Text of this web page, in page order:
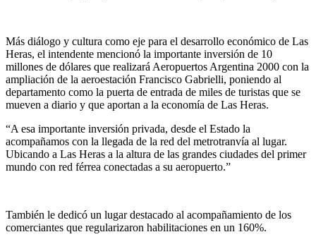
Más diálogo y cultura como eje para el desarrollo económico de Las
Heras, el intendente mencionó la importante inversión de 10
millones de dólares que realizará Aeropuertos Argentina 2000 con la
ampliación de la aeroestación Francisco Gabrielli, poniendo al
departamento como la puerta de entrada de miles de turistas que se
mueven a diario y que aportan a la economía de Las Heras.
“A esa importante inversión privada, desde el Estado la
acompañamos con la llegada de la red del metrotranvía al lugar.
Ubicando a Las Heras a la altura de las grandes ciudades del primer
mundo con red férrea conectadas a su aeropuerto.”
También le dedicó un lugar destacado al acompañamiento de los
comerciantes que regularizaron habilitaciones en un 160%.